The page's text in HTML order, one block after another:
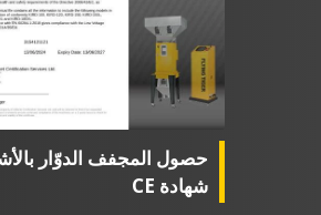
حصول المجفف الدوّار
شهادة CE